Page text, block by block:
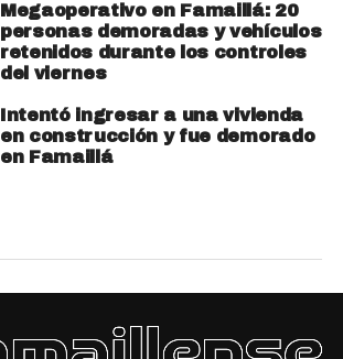
Megaoperativo en Famaillá: 20
personas demoradas y vehículos
retenidos durante los controles
del viernes
Intentó ingresar a una vivienda
en construcción y fue demorado
en Famaillá